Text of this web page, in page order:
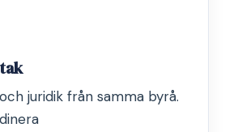
juridik från samma byrå.